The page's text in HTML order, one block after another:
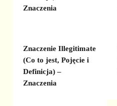
Znaczenia
Znaczenie Illegitimate
(Co to jest, Pojęcie i
Definicja) –
Znaczenia